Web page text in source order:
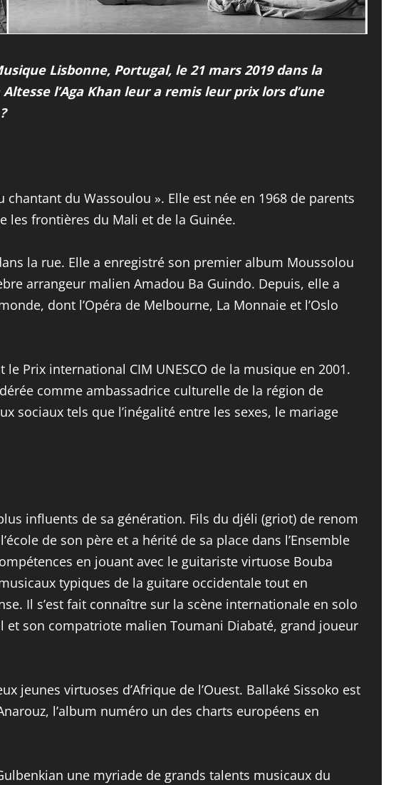
Lisbonne, Portugal, le 21 mars 2019 dans la
l’Aga Khan leur a remis leur prix lors d’une
du Wassoulou ». Elle est née en 1968 de parents
les frontières du Mali et de la Guinée.
la rue. Elle a enregistré son premier album Moussolou
arrangeur malien Amadou Ba Guindo. Depuis, elle a
dont l’Opéra de Melbourne, La Monnaie et l’Oslo
Prix international CIM UNESCO de la musique en 2001.
comme ambassadrice culturelle de la région de
sociaux tels que l’inégalité entre les sexes, le mariage
influents de sa génération. Fils du djéli (griot) de renom
de son père et a hérité de sa place dans l’Ensemble
en jouant avec le guitariste virtuose Bouba
typiques de la guitare occidentale tout en
Il s’est fait connaître sur la scène internationale en solo
et son compatriote malien Toumani Diabaté, grand joueur
virtuoses d’Afrique de l’Ouest. Ballaké Sissoko est
l’album numéro un des charts européens en
une myriade de grands talents musicaux du